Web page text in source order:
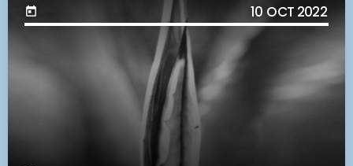
today 10 OCT 2022